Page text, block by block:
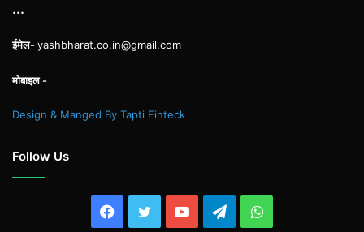
...
ईमेल-yashbharat.co.in@gmail.com
मोबाइल -
Design & Manged By Tapti Finteck
Follow Us
Facebook
TwitterYouTubeTelegramWhatsApp